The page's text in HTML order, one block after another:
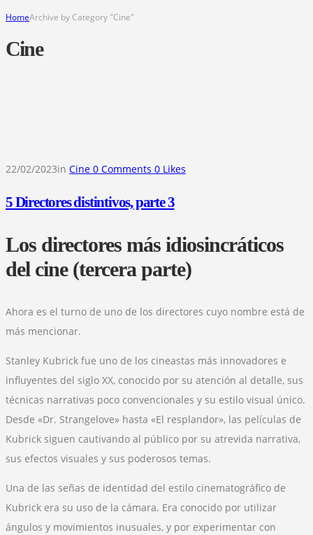
HomeArchive by Category "Cine"
Cine
22/02/2023in Cine 0 Comments 0 Likes
5 Directores distintivos, parte 3
Los directores más idiosincráticos
del cine (tercera parte)
Ahora es el turno de uno de los directores cuyo nombre está de
más mencionar.
Stanley Kubrick fue uno de los cineastas más innovadores e
influyentes del siglo XX, conocido por su atención al detalle, sus
técnicas narrativas poco convencionales y su estilo visual único.
Desde «Dr. Strangelove» hasta «El resplandor», las películas de
Kubrick siguen cautivando al público por su atrevida narrativa,
sus efectos visuales y sus poderosos temas.
Una de las señas de identidad del estilo cinematográfico de
Kubrick era su uso de la cámara. Era conocido por utilizar
ángulos y movimientos inusuales, y por experimentar con